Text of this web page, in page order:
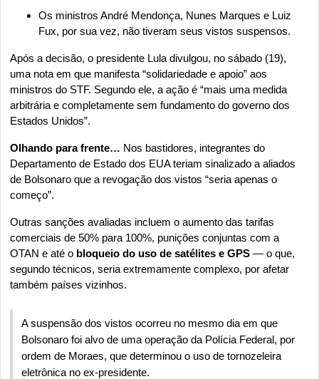
Os ministros André Mendonça, Nunes Marques e Luiz
Fux, por sua vez, não tiveram seus vistos suspensos.
Após a decisão, o presidente Lula divulgou, no sábado (19),
uma nota em que manifesta “solidariedade e apoio” aos
ministros do STF. Segundo ele, a ação é “mais uma medida
arbitrária e completamente sem fundamento do governo dos
Estados Unidos”.
Olhando para frente… Nos bastidores, integrantes do
Departamento de Estado dos EUA teriam sinalizado a aliados
de Bolsonaro que a revogação dos vistos “seria apenas o
começo”.
Outras sanções avaliadas incluem o aumento das tarifas
comerciais de 50% para 100%, punições conjuntas com a
OTAN e até o bloqueio do uso de satélites e GPS — o que,
segundo técnicos, seria extremamente complexo, por afetar
também países vizinhos.
A suspensão dos vistos ocorreu no mesmo dia em que
Bolsonaro foi alvo de uma operação da Polícia Federal, por
ordem de Moraes, que determinou o uso de tornozeleira
eletrônica no ex-presidente.